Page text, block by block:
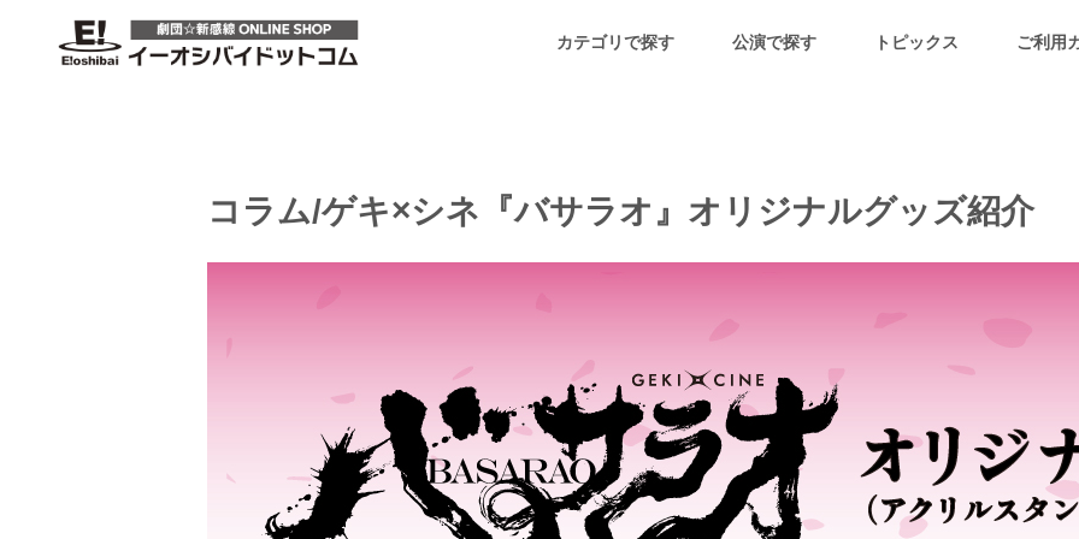
カテゴリで探す 公演で探す トピックス ご利用
コラム/ゲキ×シネ『バサラオ』オリジナルグッズ紹介